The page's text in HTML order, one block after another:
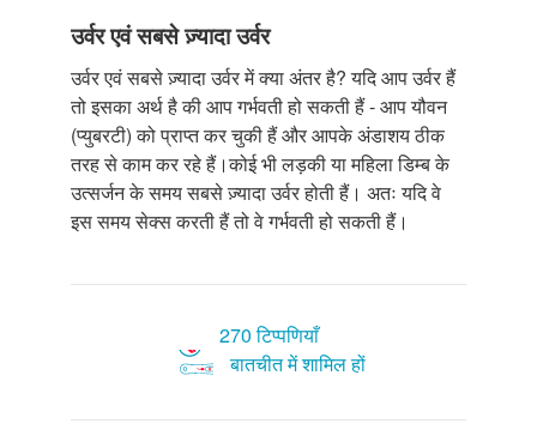
उर्वर एवं सबसे ज़्यादा उर्वर
उर्वर एवं सबसे ज़्यादा उर्वर में क्या अंतर है? यदि आप उर्वर हैं
तो इसका अर्थ है की आप गर्भवती हो सकती हैं - आप यौवन
(प्युबरटी) को प्राप्त कर चुकी हैं और आपके अंडाशय ठीक
तरह से काम कर रहे हैं।कोई भी लड़की या महिला डिम्ब के
उत्सर्जन के समय सबसे ज़्यादा उर्वर होती हैं। अतः यदि वे
इस समय सेक्स करती हैं तो वे गर्भवती हो सकती हैं।
270 टिप्पणियाँ
बातचीत में शामिल हों